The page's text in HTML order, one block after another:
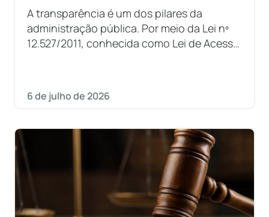
A transparência é um dos pilares da
administração pública. Por meio da Lei nº
12.527/2011, conhecida como Lei de Acesso
6 de julho de 2026